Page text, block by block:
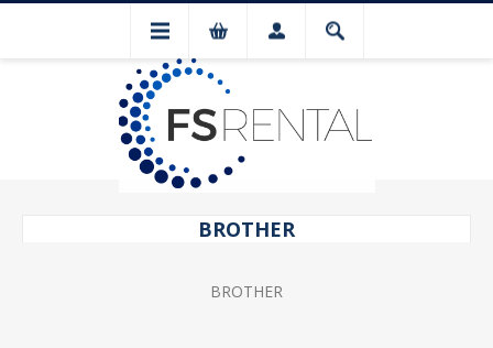
BROTHER
BROTHER